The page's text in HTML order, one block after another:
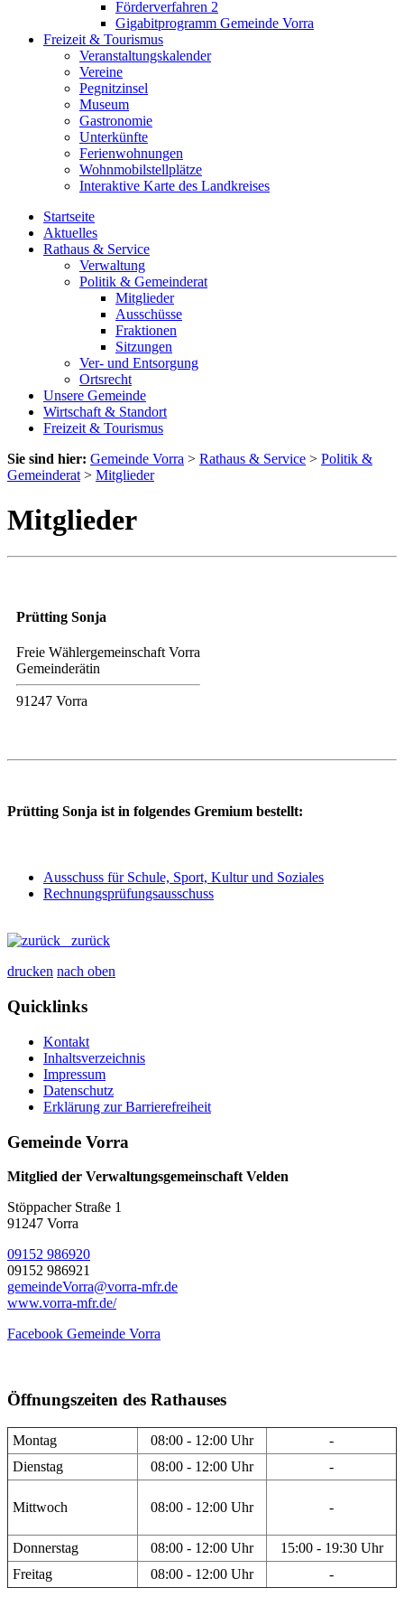
Förderverfahren 2
Gigabitprogramm Gemeinde Vorra
Freizeit & Tourismus
Veranstaltungskalender
Vereine
Pegnitzinsel
Museum
Gastronomie
Unterkünfte
Ferienwohnungen
Wohnmobilstellplätze
Interaktive Karte des Landkreises
Startseite
Aktuelles
Rathaus & Service
Verwaltung
Politik & Gemeinderat
Mitglieder
Ausschüsse
Fraktionen
Sitzungen
Ver- und Entsorgung
Ortsrecht
Unsere Gemeinde
Wirtschaft & Standort
Freizeit & Tourismus
Sie sind hier: Gemeinde Vorra > Rathaus & Service > Politik &
Gemeinderat > Mitglieder
Mitglieder
Prütting Sonja
Freie Wählergemeinschaft Vorra
Gemeinderätin
91247 Vorra
Prütting Sonja ist in folgendes Gremium bestellt:
Ausschuss für Schule, Sport, Kultur und Soziales
Rechnungsprüfungsausschuss
zurück
drucken nach oben
Quicklinks
Kontakt
Inhaltsverzeichnis
Impressum
Datenschutz
Erklärung zur Barrierefreiheit
Gemeinde Vorra
Mitglied der Verwaltungsgemeinschaft Velden
Stöppacher Straße 1
91247 Vorra
09152 986920
09152 986921
gemeindeVorra@vorra-mfr.de
www.vorra-mfr.de/
Facebook Gemeinde Vorra
Öffnungszeiten des Rathauses
Montag 08:00 - 12:00 Uhr
-
Dienstag
08:00 - 12:00 Uhr -
Mittwoch 08:00 - 12:00 Uhr -
Donnerstag 08:00 - 12:00 Uhr
15:00 - 19:30 Uhr
Freitag
08:00 - 12:00 Uhr -